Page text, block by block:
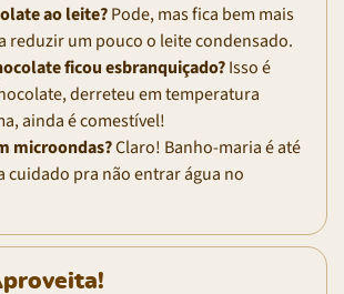
ao leite?Pode, mas fica bem mais
reduzir um pouco o leite condensado.
ficou esbranquiçado?Isso é
derreteu em temperatura
ainda é comestível!
microondas?Claro! Banho-maria é até
cuidado pra não entrar água no